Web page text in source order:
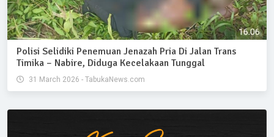
Polisi Selidiki Penemuan Jenazah Pria Di Jalan Trans
Timika – Nabire, Diduga Kecelakaan Tunggal
31 March 2026 - TabukaNews.com